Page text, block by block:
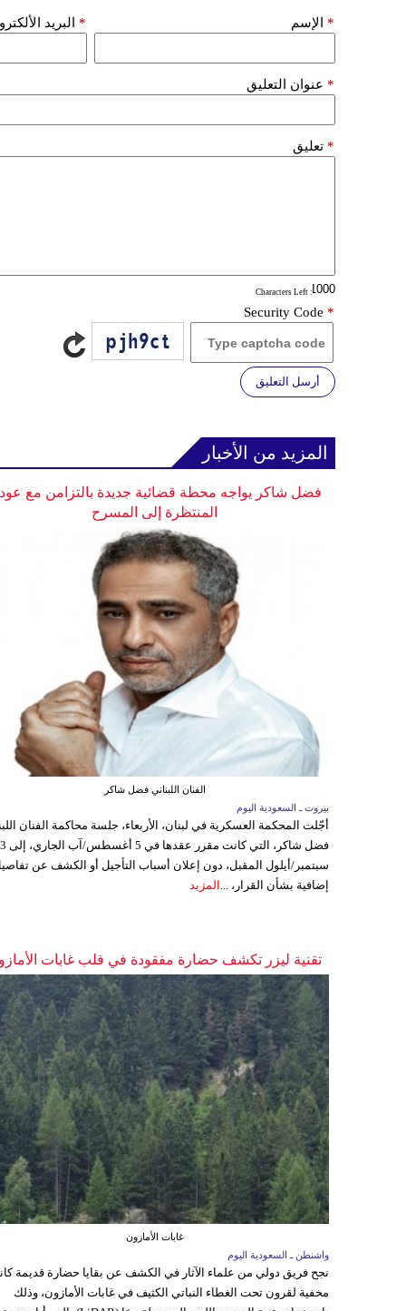
الإسم * البريد *
عنوان التعليق *
تعليق *
: Characters Left
Security Code *
أرسل التعليق
المزيد من الأخبار
فضل شاكر يواجه محطة قضائية جديدة بالتزامن مع
المنتظرة إلى المسرح
الفنان اللبناني فضل شاكر
بيروت ـ السعودية اليوم
أجّلت المحكمة العسكرية في لبنان، الأربعاء، جلسة محاكمة الفنان
فضل شاكر، التي
سبتمبر/أيلول المقبل، دون إعلان أسباب التأجيل أو الكشف عن
إضافية بشأن القرار، ... المزيد
تقنية ليزر تكشف حضارة مفقودة في قلب غابات
غابات الأمازون
واشنطن ـ السعودية اليوم
نجح فريق دولي من علماء الآثار في الكشف عن بقايا حضارة قديمة
مخفية لقرون تحت الغطاء النباتي الكثيف في غابات الأمازون، وذلك